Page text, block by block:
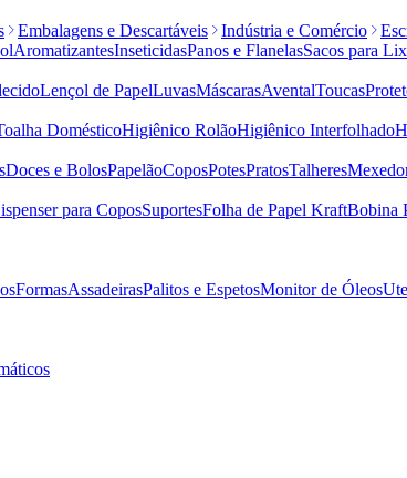
Embalagens e Descartáveis Indústria e Comércio
AromatizantesInseticidasPanos e FlanelasSacos para
Lençol de PapelLuvasMáscarasAventalToucas
DomésticoHigiênico RolãoHigiênico Interfolhado
Doces e BolosPapelãoCoposPotesPratosTalheres
para CoposSuportesFolha de Papel KraftBobina
FormasAssadeirasPalitos e EspetosMonitor de Óleos